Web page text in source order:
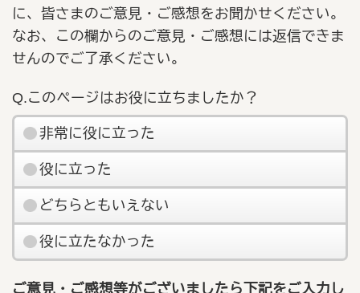
に、皆さまのご意見・ご感想をお聞かせください。
なお、この欄からのご意見・ご感想には返信できま
せんのでご了承ください。
Q.このページはお役に立ちましたか？
非常に役に立った
役に立った
どちらともいえない
役に立たなかった
ご意見・ご感想等がございましたら下記をご入力し